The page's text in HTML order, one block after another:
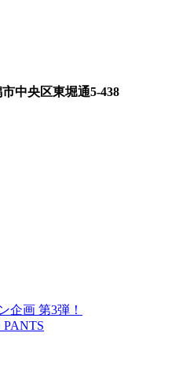
中央区東堀通5-438
企画 第3弾！